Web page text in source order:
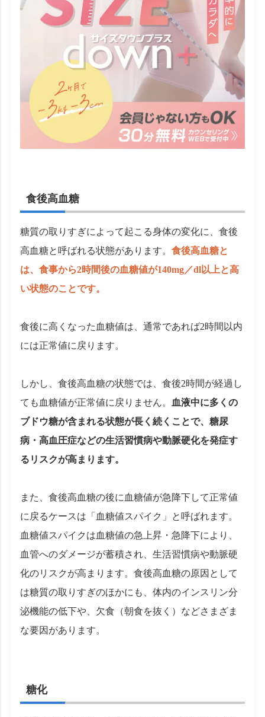
食後高血糖
糖質の取りすぎによって起こる身体の変化に、食後
高血糖と呼ばれる状態があります。食後高血糖と
は、食事から2時間後の血糖値が140mg／dl以上と高
い状態のことです。
食後に高くなった血糖値は、通常であれば2時間以内
には正常値に戻ります。
しかし、食後高血糖の状態では、食後2時間が経過し
ても血糖値が正常値に戻りません。 血液中に多くの
ブドウ糖が含まれる状態が長く続くことで、糖尿
病・高血圧症などの生活習慣病や動脈硬化を発症す
るリスクが高まります。
また、食後高血糖の後に血糖値が急降下して正常値
に戻るケースは「血糖値スパイク」と呼ばれます。
血糖値スパイクは血糖値の急上昇・急降下により、
血管へのダメージが蓄積され、生活習慣病や動脈硬
化のリスクが高まります。食後高血糖の原因として
は糖質の取りすぎのほかにも、体内のインスリン分
泌機能の低下や、欠食（朝食を抜く）などさまざま
な要因があります。
糖化